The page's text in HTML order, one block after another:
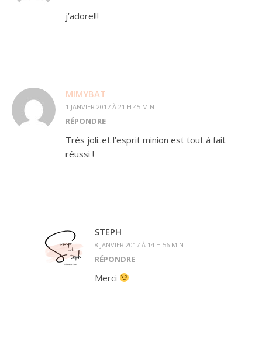
j’adore!!!
MIMYBAT
1 JANVIER 2017 À 21 H 45 MIN
RÉPONDRE
Très joli..et l’esprit minion est tout à fait
réussi !
STEPH
8 JANVIER 2017 À 14 H 56 MIN
RÉPONDRE
Merci